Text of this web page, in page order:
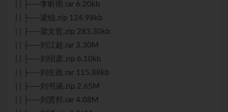
| | ├──李昕雨.rar 6.20kb
| | ├──梁锐.zip 124.98kb
| | ├──梁文哲.zip 283.30kb
| | ├──刘江超.rar 3.30M
| | ├──刘绍彦.zip 6.10kb
| | ├──刘生政.rar 115.88kb
| | ├──刘书涵.zip 2.65M
| | ├──刘贤邦.rar 4.08M